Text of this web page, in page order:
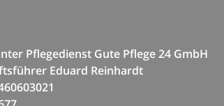
Pflegedienst Gute Pflege 24 GmbH
Eduard Reinhardt